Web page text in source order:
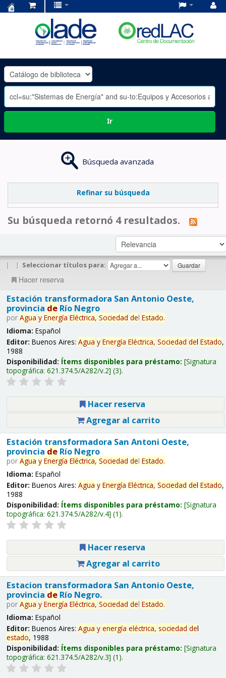
OLADE
-
Ir
Búsqueda avanzada
Refinar su búsqueda
Su búsqueda retornó 4 resultados.
| | Seleccionar títulos para:
Hacer reserva
Estación transformadora San Antonio Oeste,
provincia deRío Negro
por Agua y Energía Eléctrica, Sociedad del Estado.
Idioma: Español
Editor: Buenos Aires: Agua y Energía Eléctrica, Sociedad del Estado,
1988
Disponibilidad: Ítems disponibles para préstamo: Signatura
topográfica: 621.374.5/A282/v.2 (3).
Hacer reserva
Agregar al carrito
Estación transformadora San Antoni Oeste,
provincia deRío Negro
por Agua y Energía Eléctrica, Sociedad del Estado.
Idioma: Español
Editor: Buenos Aires: Agua y Energía Eléctrica, Sociedad del Estado,
1988
Disponibilidad: Ítems disponibles para préstamo: Signatura
topográfica: 621.374.5/A282/v.4 (1).
Hacer reserva
Agregar al carrito
Estacion transformadora San Antonio Oeste,
provincia deRío Negro.
por Agua y Energía Eléctrica, Sociedad del Estado.
Idioma: Español
Editor: Buenos Aires: Agua y energía eléctrica, sociedad del
estado, 1988
Disponibilidad: Ítems disponibles para préstamo: Signatura
topográfica: 621.374.5/A282/v.3 (1).